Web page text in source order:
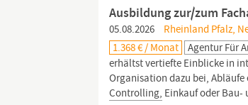
Ausbildung zur/zum
05.08.2026
Rheinland Pfalz,
1.368 € / Monat
Agentur Für
erhältst vertiefte Einblicke in
Organisation dazu bei,
Controlling, Einkauf oder Bau-